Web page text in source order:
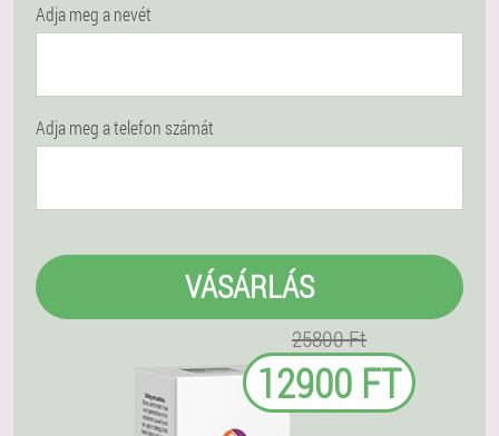
Adja meg a nevét
Adja meg a telefon számát
VÁSÁRLÁS
25800 Ft
12900 FT